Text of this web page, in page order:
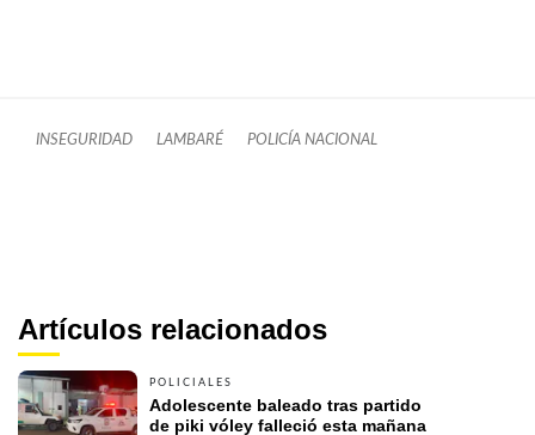
INSEGURIDAD LAMBARÉ POLICÍA NACIONAL
Artículos relacionados
POLICIALES
Adolescente baleado tras partido
de piki vóley falleció esta mañana